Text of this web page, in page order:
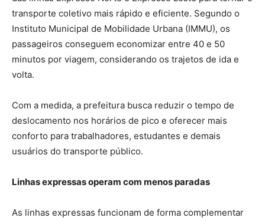
transporte coletivo mais rápido e eficiente. Segundo o
Instituto Municipal de Mobilidade Urbana (IMMU), os
passageiros conseguem economizar entre 40 e 50
minutos por viagem, considerando os trajetos de ida e
volta.
Com a medida, a prefeitura busca reduzir o tempo de
deslocamento nos horários de pico e oferecer mais
conforto para trabalhadores, estudantes e demais
usuários do transporte público.
Linhas expressas operam com menos paradas
As linhas expressas funcionam de forma complementar